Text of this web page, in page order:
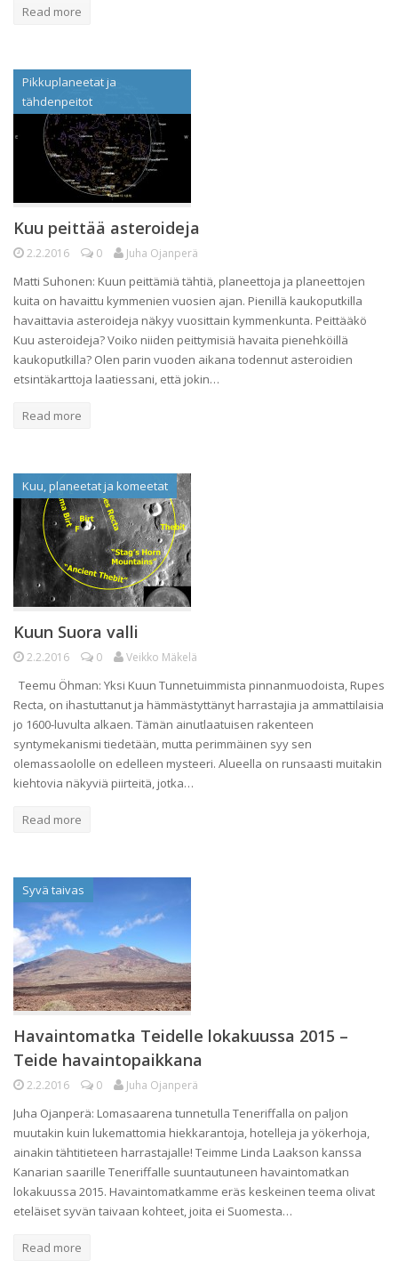
Read more
Pikkuplaneetat ja
tähdenpeitot
Kuu peittää asteroideja
2.2.2016 0 Juha Ojanperä
Matti Suhonen: Kuun peittämiä tähtiä, planeettoja ja planeettojen
kuita on havaittu kymmenien vuosien ajan. Pienillä kaukoputkilla
havaittavia asteroideja näkyy vuosittain kymmenkunta. Peittääkö
Kuu asteroideja? Voiko niiden peittymisiä havaita pienehköillä
kaukoputkilla? Olen parin vuoden aikana todennut asteroidien
etsintäkarttoja laatiessani, että jokin…
Read more
Kuu, planeetat ja komeetat
Kuun Suora valli
2.2.2016 0 Veikko Mäkelä
Teemu Öhman: Yksi Kuun Tunnetuimmista pinnanmuodoista, Rupes
Recta, on ihastuttanut ja hämmästyttänyt harrastajia ja ammattilaisia
jo 1600-luvulta alkaen. Tämän ainutlaatuisen rakenteen
syntymekanismi tiedetään, mutta perimmäinen syy sen
olemassaololle on edelleen mysteeri. Alueella on runsaasti muitakin
kiehtovia näkyviä piirteitä, jotka…
Read more
Syvä taivas
Havaintomatka Teidelle lokakuussa 2015 –
Teide havaintopaikkana
2.2.2016 0 Juha Ojanperä
Juha Ojanperä: Lomasaarena tunnetulla Teneriffalla on paljon
muutakin kuin lukemattomia hiekkarantoja, hotelleja ja yökerhoja,
ainakin tähtitieteen harrastajalle! Teimme Linda Laakson kanssa
Kanarian saarille Teneriffalle suuntautuneen havaintomatkan
lokakuussa 2015. Havaintomatkamme eräs keskeinen teema olivat
eteläiset syvän taivaan kohteet, joita ei Suomesta…
Read more